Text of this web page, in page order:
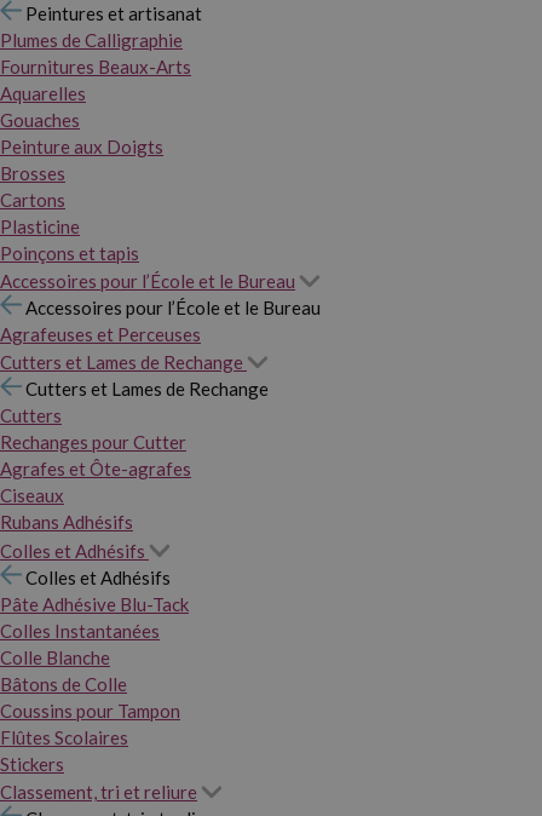
Peintures et artisanat
Plumes de Calligraphie
Fournitures Beaux-Arts
Aquarelles
Gouaches
Peinture aux Doigts
Brosses
Cartons
Plasticine
Poinçons et tapis
Accessoires pour l’École et le Bureau
Accessoires pour l’École et le Bureau
Agrafeuses et Perceuses
Cutters et Lames de Rechange
Cutters et Lames de Rechange
Cutters
Rechanges pour Cutter
Agrafes et Ôte-agrafes
Ciseaux
Rubans Adhésifs
Colles et Adhésifs
Colles et Adhésifs
Pâte Adhésive Blu-Tack
Colles Instantanées
Colle Blanche
Bâtons de Colle
Coussins pour Tampon
Flûtes Scolaires
Stickers
Classement, tri et reliure